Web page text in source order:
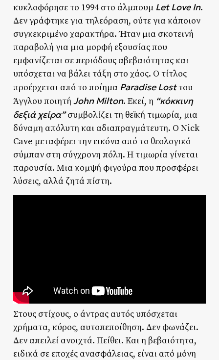
κυκλοφόρησε το 1994 στο άλμπουμ Let Love In.
Δεν γράφτηκε για τηλεόραση, ούτε για κάποιον
συγκεκριμένο χαρακτήρα. Ήταν μια σκοτεινή
παραβολή για μια μορφή εξουσίας που
εμφανίζεται σε περιόδους αβεβαιότητας και
υπόσχεται να βάλει τάξη στο χάος. Ο τίτλος
προέρχεται από το ποίημα Paradise Lostτου
Άγγλου ποιητή John Milton. Εκεί, η “κόκκινη
δεξιά χείρα”συμβολίζει τη θεϊκή τιμωρία, μια
δύναμη απόλυτη και αδιαπραγμάτευτη. Ο Nick
Cave μεταφέρει την εικόνα από το θεολογικό
σύμπαν στη σύγχρονη πόλη. Η τιμωρία γίνεται
παρουσία. Μια κομψή φιγούρα που προσφέρει
λύσεις, αλλά ζητά πίστη.
Στους στίχους, ο άντρας αυτός υπόσχεται
χρήματα, κύρος, αυτοπεποίθηση. Δεν φωνάζει.
Δεν απειλεί ανοιχτά. Πείθει. Και η βεβαιότητα,
ειδικά σε εποχές ανασφάλειας, είναι από μόνη